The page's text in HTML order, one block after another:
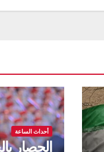
أحداث الساعة
الحصار